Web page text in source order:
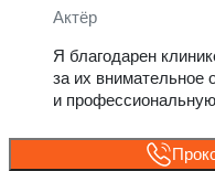
Актёр
Я благодарен
за их внимательное
и